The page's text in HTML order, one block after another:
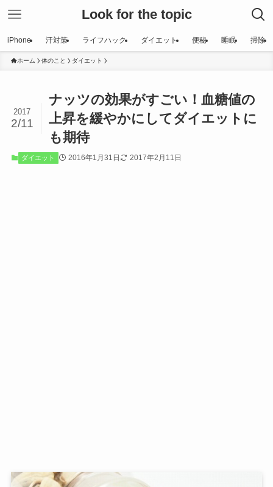
Look for the topic
iPhone 汗対策 ライフハック ダイエット 便秘 睡眠 掃除
ホーム 体のこと ダイエット
ナッツの効果がすごい！血糖値の
上昇を緩やかにしてダイエットに
も期待
2017
2/11
ダイエット 2016年1月31日 2017年2月11日